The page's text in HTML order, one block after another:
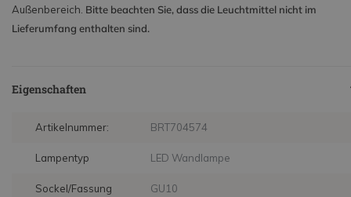
Außenbereich. Bitte beachten Sie, dass die Leuchtmittel nicht im
Lieferumfang enthalten sind.
Eigenschaften
Artikelnummer: BRT704574
Lampentyp LED Wandlampe
Sockel/Fassung GU10